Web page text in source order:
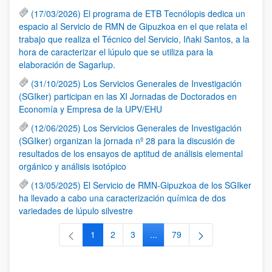
(17/03/2026) El programa de ETB Tecnólopis dedica un
espacio al Servicio de RMN de Gipuzkoa en el que relata el
trabajo que realiza el Técnico del Servicio, Iñaki Santos, a la
hora de caracterizar el lúpulo que se utiliza para la
elaboración de Sagarlup.
(31/10/2025) Los Servicios Generales de Investigación
(SGIker) participan en las XI Jornadas de Doctorados en
Economía y Empresa de la UPV/EHU
(12/06/2025) Los Servicios Generales de Investigación
(SGIker) organizan la jornada nº 28 para la discusión de
resultados de los ensayos de aptitud de análisis elemental
orgánico y análisis isotópico
(13/05/2025) El Servicio de RMN-Gipuzkoa de los SGIker
ha llevado a cabo una caracterización química de dos
variedades de lúpulo silvestre
Página
1 Página
2 Página
3 ...Páginas intermedias Use TAB
Página
79